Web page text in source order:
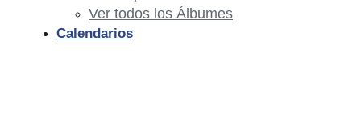
Ver todos los Álbumes
Calendarios